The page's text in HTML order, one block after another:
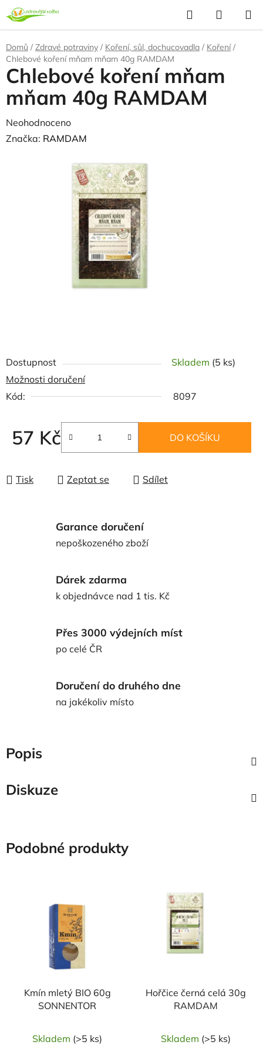
Přejít
na
obsah
Hledat
KOŠÍK
Domů / Zdravé potraviny / Koření, sůl, dochucovadla / Koření /
Chlebové koření mňam mňam 40g RAMDAM
Dostupnost Skladem (5 ks)
Možnosti doručení
Kód:
8097
57 Kč
Měrná cena:
DO KOŠÍKU
Tisk Zeptat se Sdílet
Chlebové koření mňam
mňam 40g RAMDAM
Průměrné
hodnocení
Neohodnoceno
Značka: RAMDAM
Garance doručení
nepoškozeného zboží
Dárek zdarma
k objednávce nad 1 tis. Kč
Přes 3000 výdejních míst
po celé ČR
Doručení do druhého dne
na jakékoliv místo
Popis
Diskuze
Podobné produkty
Kmín mletý BIO 60g
SONNENTOR
Skladem (>5 ks)
NAŠE OVĚŘENÁ
VOLBA
Hořčice černá celá 30g
RAMDAM
Skladem (>5 ks)